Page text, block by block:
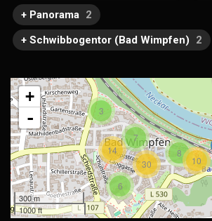
+ Panorama 2
+ Schwibbogentor (Bad Wimpfen)
2
3
8
10
6
7
14
30
+
-
300 m
1000 ft